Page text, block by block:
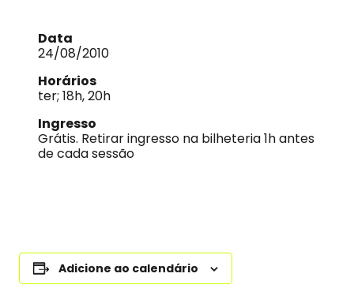
Data
24/08/2010
Horários
ter; 18h, 20h
Ingresso
Grátis. Retirar ingresso na bilheteria 1h antes
de cada sessão
Adicione ao calendário